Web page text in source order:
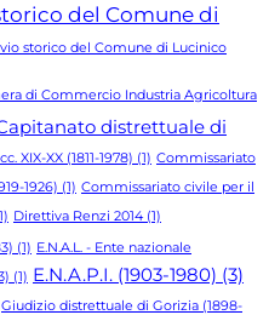
del Comune di
storico del Comune di Lucinico
di Commercio Industria Agricoltura
distrettuale di
XIX-XX (1811-1978) (1) Commissariato
1926) (1) Commissariato civile per il
Direttiva Renzi 2014 (1)
(1) E.N.A.L. - Ente nazionale
(1) E.N.A.P.I. (1903-1980) (3)
Giudizio distrettuale di Gorizia (1898-